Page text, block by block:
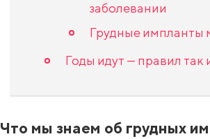
заболевании
Грудные импланты
Годы идут — правил так
Что мы знаем об грудных